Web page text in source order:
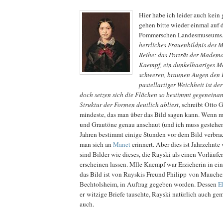
Hier habe ich leider auch kein
gehen bitte wieder einmal auf
Pommerschen
herrliches Frauenbildnis des
Reihe: das Porträt der
Kaempf, ein dunkelhaariges
schweren, braunen Augen
pastellartiger Weichheit ist
doch setzen sich die Flächen so bestimmt
Struktur der Formen deutlich abliest, schreibt Otto
mindeste, das man über das Bild sagen kann. Wenn
und Grautöne genau anschaut (und ich muss
Jahren bestimmt einige Stunden vor dem Bild
man sich an Maneterinnert. Aber dies ist Jahrzehnte
sind Bilder wie dieses, die Rayski als einen
erscheinen lassen. Mlle Kaempf war Erzieherin in
das Bild ist von Rayskis Freund Philipp von
Bechtolsheim, in Auftrag gegeben worden. Dessen
er witzige Briefe tauschte, Rayski natürlich auch
auch.